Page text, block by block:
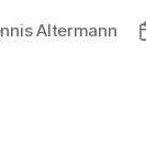
Altermann